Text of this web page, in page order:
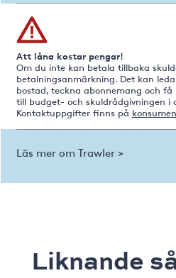
Att låna kostar pengar!
Om du inte kan betala tillbaka
betalningsanmärkning. Det kan
bostad, teckna abonnemang och få
till budget- och skuldrådgivningen i
Kontaktuppgifter finns på
Läs mer om Trawler >
Liknande